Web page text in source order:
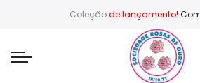
Coleçãode lançamento!